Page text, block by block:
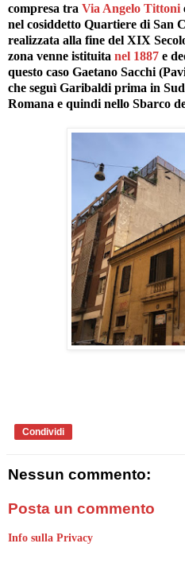
compresa tra Via Angelo Tittoni
nel cosiddetto Quartiere di San
realizzata alla fine del XIX
zona venne istituita nel 1887 e
questo caso Gaetano Sacchi
che seguì Garibaldi prima in
Romana e quindi nello Sbarco
Condividi
Nessun commento:
Posta un commento
Info sulla Privacy